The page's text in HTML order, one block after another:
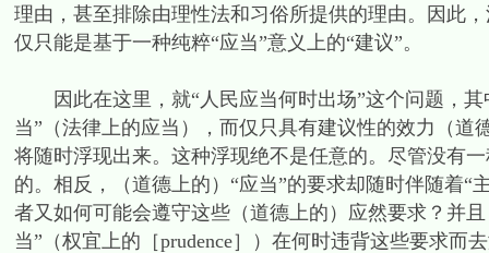
理由，甚至排除由理性法和习俗所提供的理由。因此
仅只能是基于一种纯粹“应当”意义上的“建议”。
因此在这里，就“人民应当何时出场”这个问题，其
当”（法律上的应当），而仅只具有建议性的效力（
将随时浮现出来。这种浮现绝不是任意的。尽管没有
的。相反，（道德上的）“应当”的要求却随时伴随着
者又如何可能会遵守这些（道德上的）应然要求？并
当”（权宜上的［prudence］）在何时违背这些要求